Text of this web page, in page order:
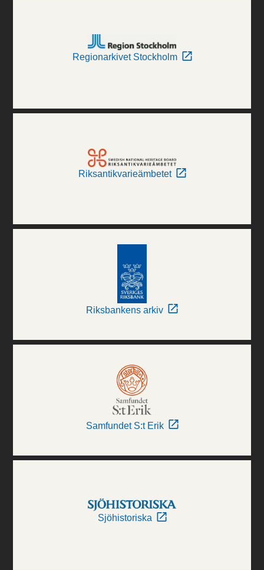
Regionarkivet Stockholm
Riksantikvarieämbetet
Riksbankens arkiv
Samfundet S:t Erik
Sjöhistoriska